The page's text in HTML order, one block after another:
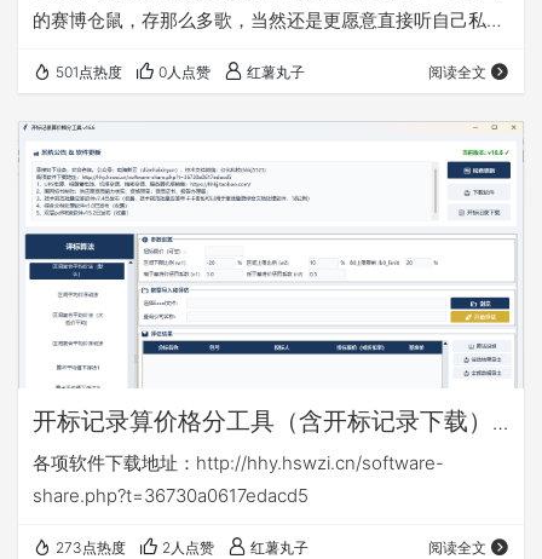
的赛博仓鼠，存那么多歌，当然还是更愿意直接听自己私域
版（含车机模式），以后等软件完善了考虑有需要再做一份
鸿蒙版的。其实试过一下mobimusic也是可以用的，但是我
感觉想添加一些功能还是自己做一个更方便，软件主打纯
净，实用，便捷。软件就叫百味音坊把 软件特点： 1、连
接…
501点热度 0人点赞 红薯丸子 阅读全文
开标记录算价格分工具（含开标记录下载）
v16.6
各项软件下载地址：http://hhy.hswzi.cn/software-
share.php?t=36730a0617edacd5
273点热度 2人点赞 红薯丸子 阅读全文